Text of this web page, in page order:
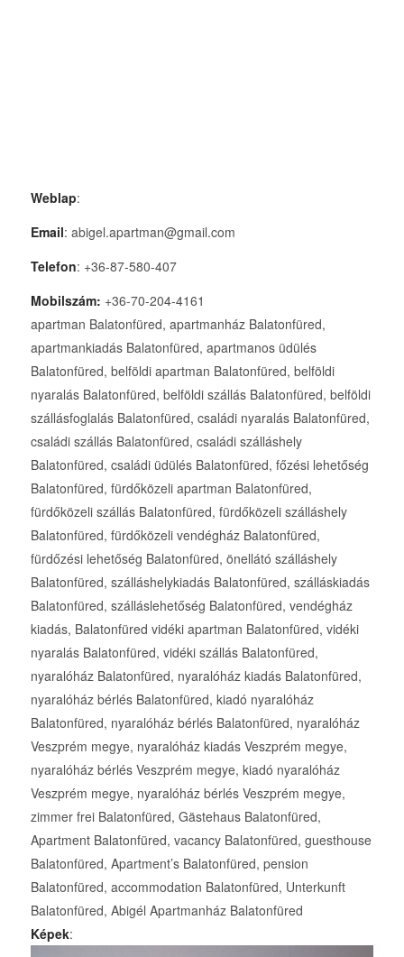
Weblap:
Email: abigel.apartman@gmail.com
Telefon: +36-87-580-407
Mobilszám: +36-70-204-4161
apartman Balatonfüred, apartmanház Balatonfüred,
apartmankiadás Balatonfüred, apartmanos üdülés
Balatonfüred, belföldi apartman Balatonfüred, belföldi
nyaralás Balatonfüred, belföldi szállás Balatonfüred, belföldi
szállásfoglalás Balatonfüred, családi nyaralás Balatonfüred,
családi szállás Balatonfüred, családi szálláshely
Balatonfüred, családi üdülés Balatonfüred, főzési lehetőség
Balatonfüred, fürdőközeli apartman Balatonfüred,
fürdőközeli szállás Balatonfüred, fürdőközeli szálláshely
Balatonfüred, fürdőközeli vendégház Balatonfüred,
fürdőzési lehetőség Balatonfüred, önellátó szálláshely
Balatonfüred, szálláshelykiadás Balatonfüred, szálláskiadás
Balatonfüred, szálláslehetőség Balatonfüred, vendégház
kiadás, Balatonfüred vidéki apartman Balatonfüred, vidéki
nyaralás Balatonfüred, vidéki szállás Balatonfüred,
nyaralóház Balatonfüred, nyaralóház kiadás Balatonfüred,
nyaralóház bérlés Balatonfüred, kiadó nyaralóház
Balatonfüred, nyaralóház bérlés Balatonfüred, nyaralóház
Veszprém megye, nyaralóház kiadás Veszprém megye,
nyaralóház bérlés Veszprém megye, kiadó nyaralóház
Veszprém megye, nyaralóház bérlés Veszprém megye,
zimmer frei Balatonfüred, Gästehaus Balatonfüred,
Apartment Balatonfüred, vacancy Balatonfüred, guesthouse
Balatonfüred, Apartment’s Balatonfüred, pension
Balatonfüred, accommodation Balatonfüred, Unterkunft
Balatonfüred, Abigél Apartmanház Balatonfüred
Képek: